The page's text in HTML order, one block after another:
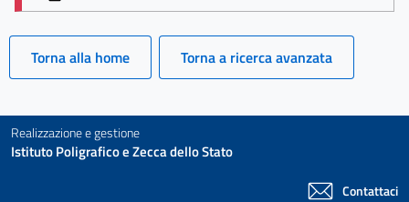
Torna alla home Torna a ricerca avanzata
Realizzazione e gestione
Istituto Poligrafico e Zecca dello Stato
Contattaci